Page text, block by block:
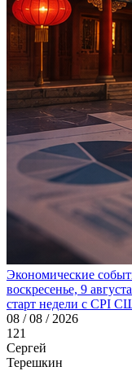
Экономические
воскресенье, 9
старт недели с CPI
08 / 08 / 2026
121
Сергей
Терешкин